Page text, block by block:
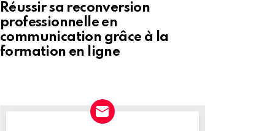
Réussir sa reconversion
professionnelle en
communication grâce à la
formation en ligne